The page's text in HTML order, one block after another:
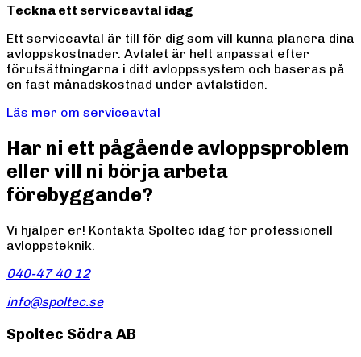
Teckna ett serviceavtal idag
Ett serviceavtal är till för dig som vill kunna planera dina
avloppskostnader. Avtalet är helt anpassat efter
förutsättningarna i ditt avloppssystem och baseras på
en fast månadskostnad under avtalstiden.
Läs mer om serviceavtal
Har ni ett pågående avloppsproblem
eller vill ni börja arbeta
förebyggande?
Vi hjälper er! Kontakta Spoltec idag för professionell
avloppsteknik.
040-47 40 12
info@spoltec.se
Spoltec Södra AB